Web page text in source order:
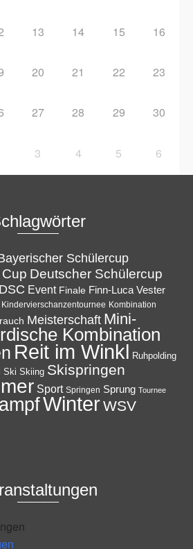
13 14 15 16
20 21 22 23
27 28 29 30
3 4 5 6
Schülercup
Cup Deutscher Schülercup
DSC Event Finale Finn-Luca Vester
Kindervierschanzentournee Kombination
Meisterschaft Mini-
Kombination
Reit im Winkl Ruhpolding
Ski Skiing Skispringen
Sport Springen Sprung Tournee
WinterWSV